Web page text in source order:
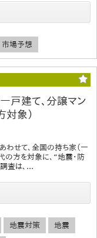
市場予想
戸建て、分譲マン
対象）
わせて、全国の持ち家（一
の方を対象に、“地震・防
査は、...
地震対策 地震